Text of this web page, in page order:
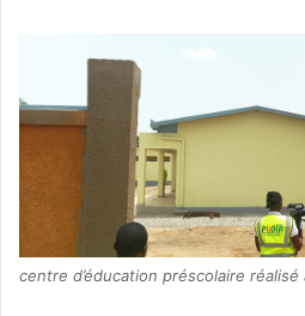
centre d’éducation préscolaire